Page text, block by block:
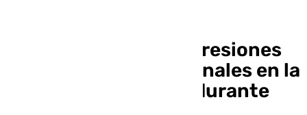
El SAS registra 69 agresiones
físicas a sus profesionales en la
provincia de Málaga durante